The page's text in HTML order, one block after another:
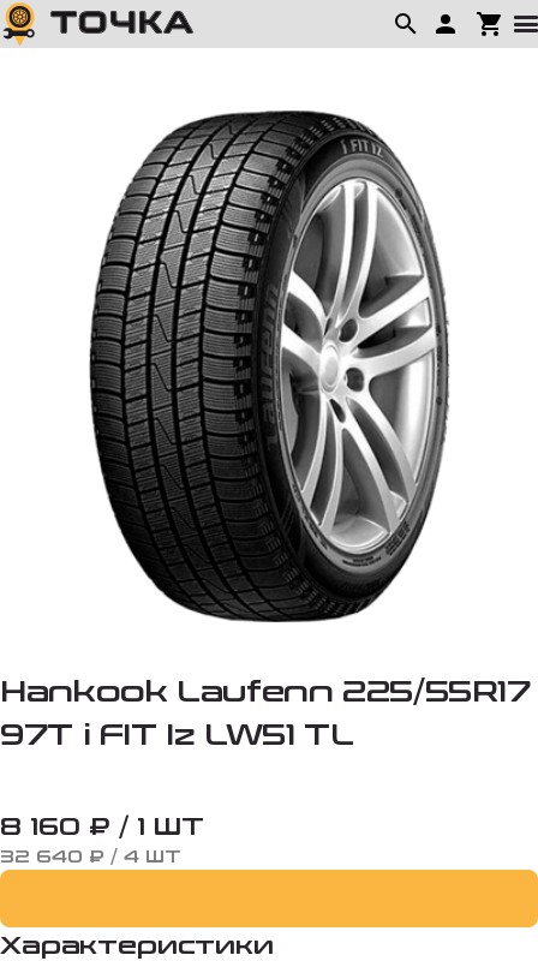
Hankook Laufenn 225/55R17
97T i FIT Iz LW51 TL
8 160 ₽ / 1 ШТ
32 640 ₽ / 4 ШТ
Характеристики